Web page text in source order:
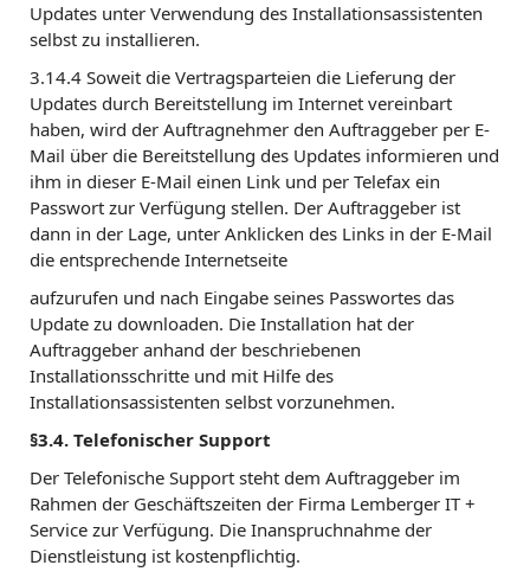
Updates unter Verwendung des Installationsassistenten
selbst zu installieren.
3.14.4 Soweit die Vertragsparteien die Lieferung der
Updates durch Bereitstellung im Internet vereinbart
haben, wird der Auftragnehmer den Auftraggeber per E-
Mail über die Bereitstellung des Updates informieren und
ihm in dieser E-Mail einen Link und per Telefax ein
Passwort zur Verfügung stellen. Der Auftraggeber ist
dann in der Lage, unter Anklicken des Links in der E-Mail
die entsprechende Internetseite
aufzurufen und nach Eingabe seines Passwortes das
Update zu downloaden. Die Installation hat der
Auftraggeber anhand der beschriebenen
Installationsschritte und mit Hilfe des
Installationsassistenten selbst vorzunehmen.
§3.4. Telefonischer Support
Der Telefonische Support steht dem Auftraggeber im
Rahmen der Geschäftszeiten der Firma Lemberger IT +
Service zur Verfügung. Die Inanspruchnahme der
Dienstleistung ist kostenpflichtig.